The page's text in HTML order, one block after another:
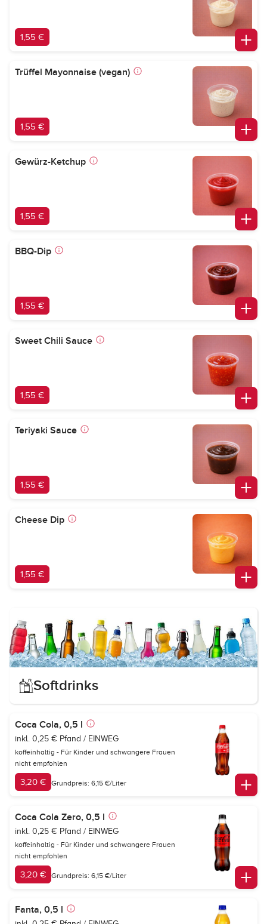
1,55 €
Trüffel Mayonnaise (vegan)
1,55 €
Gewürz-Ketchup
1,55 €
BBQ-Dip
1,55 €
Sweet Chili Sauce
1,55 €
Teriyaki Sauce
1,55 €
Cheese Dip
1,55 €
Softdrinks
Coca Cola, 0,5 l
inkl. 0,25 € Pfand / EINWEG
koffeinhaltig - Für Kinder und schwangere Frauen
nicht empfohlen
3,20 € Grundpreis: 6,15 €/Liter
Coca Cola Zero, 0,5 l
inkl. 0,25 € Pfand / EINWEG
koffeinhaltig - Für Kinder und schwangere Frauen
nicht empfohlen
3,20 € Grundpreis: 6,15 €/Liter
Fanta, 0,5 l